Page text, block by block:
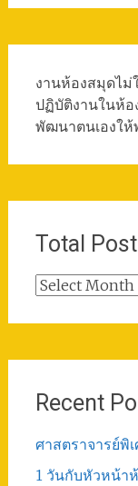
งานห้องสมุดไม่
ปฏิบัติงานในห้อ
พัฒนาตนเองให้
Total Post
Total
Recent
ศาสตราจารย์
1 วันกับหัวหน้า